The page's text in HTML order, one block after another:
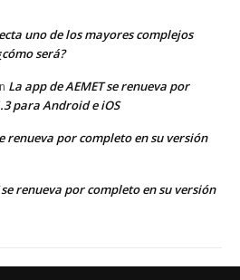
uno de los mayores complejos
será?
La app de AEMET se renueva por
para Android e iOS
renueva por completo en su versión
se renueva por completo en su versión